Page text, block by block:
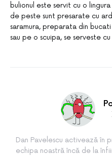
bulionul este servit cu o
de peste sunt presarate cu
saramura, preparata din
sau pe o scuipa, se serveste
Dan Pavelescu activează în
echipa noastră încă de la